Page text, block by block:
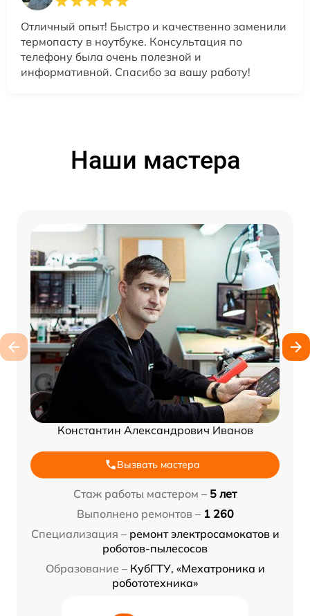
Отличный опыт! Быстро и качественно заменили
термопасту в ноутбуке. Консультация по
телефону была очень полезной и
информативной. Спасибо за вашу работу!
Наши мастера
Константин Александрович Иванов
Вызвать мастера
Стаж работы мастером – 5 лет
Выполнено ремонтов – 1 260
Специализация – ремонт электросамокатов и
роботов-пылесосов
Образование – КубГТУ, «Мехатроника и
робототехника»